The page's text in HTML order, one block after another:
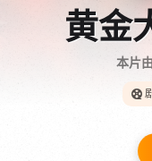
黄金
本片